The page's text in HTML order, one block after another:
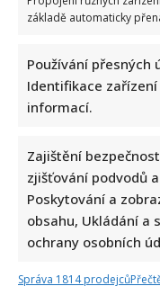
základě automaticky
Používání přesných
Identifikace
informací.
Zajištění
zjišťování podvodů
Poskytování a
obsahu, Ukládání a
ochrany osobních
Správa 1814 prodejců
Test znalostí staré
odhalí, kdo by se tehdy
Dagmar Pecková pod
jí vytkla natáčení se